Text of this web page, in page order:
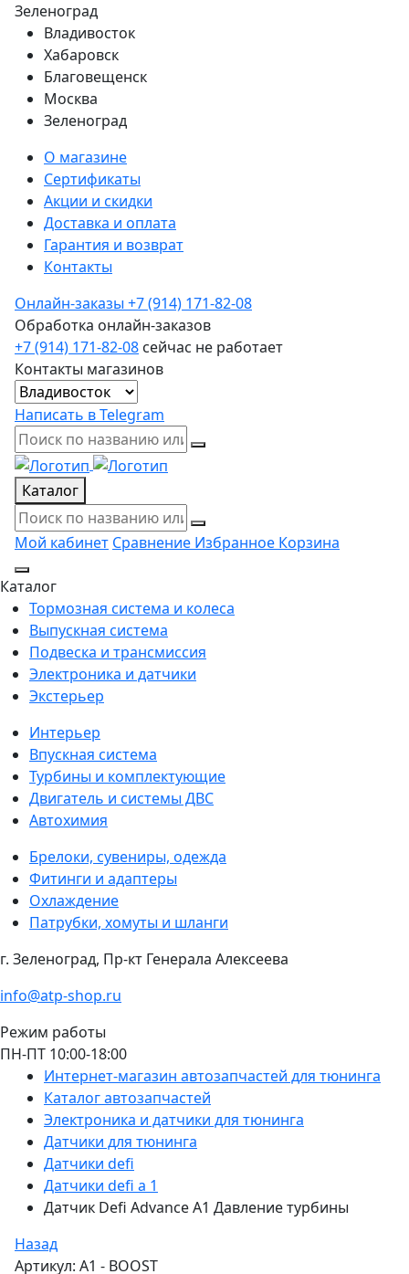
Зеленоград
Владивосток
Хабаровск
Благовещенск
Москва
Зеленоград
О магазине
Сертификаты
Акции и скидки
Доставка и оплата
Гарантия и возврат
Контакты
Онлайн-заказы +7 (914) 171-82-08
Обработка онлайн-заказов
+7 (914) 171-82-08 сейчас не работает
Контакты магазинов
Написать в Telegram
Каталог
Мой кабинет Сравнение Избранное Корзина
Каталог
Тормозная система и колеса
Выпускная система
Подвеска и трансмиссия
Электроника и датчики
Экстерьер
Интерьер
Впускная система
Турбины и комплектующие
Двигатель и системы ДВС
Автохимия
Брелоки, сувениры, одежда
Фитинги и адаптеры
Охлаждение
Патрубки, хомуты и шланги
г. Зеленоград, Пр-кт Генерала Алексеева
info@atp-shop.ru
Режим работы
ПН-ПТ 10:00-18:00
Интернет-магазин автозапчастей для тюнинга
Каталог автозапчастей
Электроника и датчики для тюнинга
Датчики для тюнинга
Датчики defi
Датчики defi a 1
Датчик Defi Advance A1 Давление турбины
Назад
Артикул: A1 - BOOST